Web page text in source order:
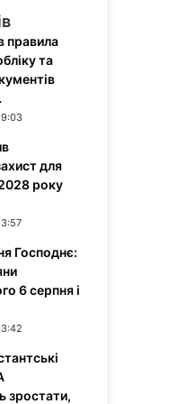
правила
та
для
року
Господнє:
6 серпня і
зростати,